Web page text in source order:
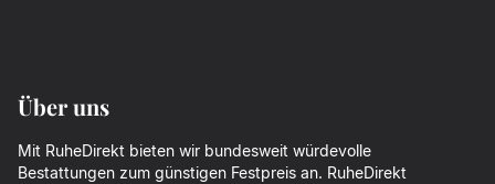
Über uns
Mit RuheDirekt bieten wir bundesweit würdevolle
Bestattungen zum günstigen Festpreis an. RuheDirekt